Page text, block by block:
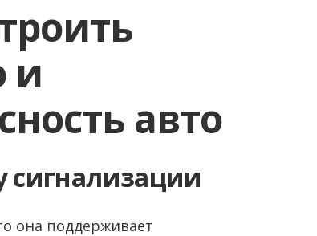
и
авто
сигнализации
она поддерживает